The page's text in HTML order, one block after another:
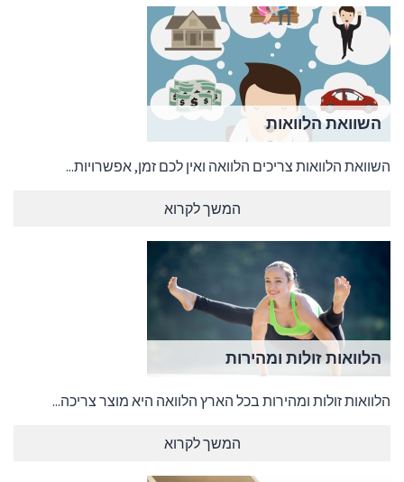
השוואת הלוואות
השוואת הלוואות צריכים הלוואה ואין לכם זמן, אפשרויות...
המשך לקרוא
הלוואות זולות ומהירות
הלוואות זולות ומהירות בכל הארץ הלוואה היא מוצר צריכה...
המשך לקרוא